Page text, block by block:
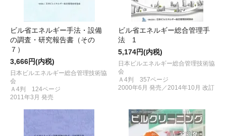
ビル省エネルギー手法・設備
の調査・研究報告書（その
７）
3,666円(内税)
日本ビルエネルギー総合管理技術協
会
Ａ4判 124ページ
2011年3月 発売
ビル省エネルギー総合管理手
法 1
5,174円(内税)
日本ビルエネルギー総合管理技術協
会
Ａ4判 357ページ
2000年6月 発売／2014年10月 改訂